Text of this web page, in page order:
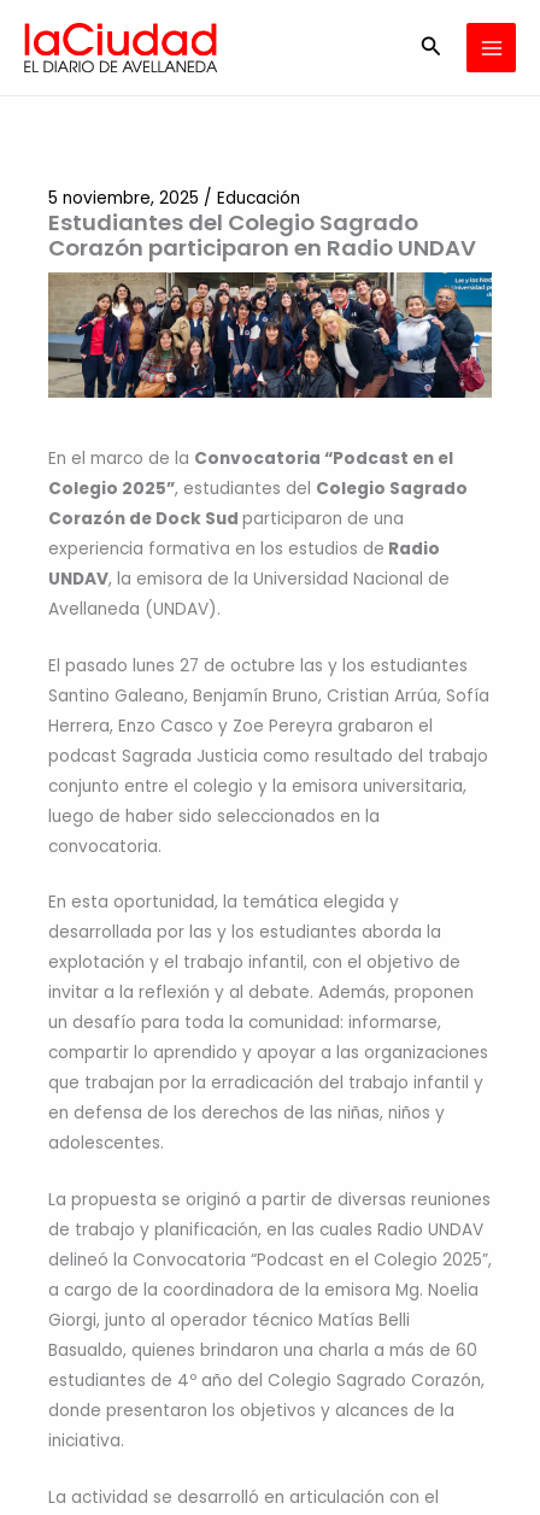
contenido
Buscar
Estudiantes del Colegio Sagrado
Corazón participaron en Radio UNDAV
5 noviembre, 2025 / Educación
En el marco de la Convocatoria “Podcast en el
Colegio 2025”, estudiantes del Colegio Sagrado
Corazón de Dock Sud participaron de una
experiencia formativa en los estudios de Radio
UNDAV, la emisora de la Universidad Nacional de
Avellaneda (UNDAV).
El pasado lunes 27 de octubre las y los estudiantes
Santino Galeano, Benjamín Bruno, Cristian Arrúa, Sofía
Herrera, Enzo Casco y Zoe Pereyra grabaron el
podcast Sagrada Justicia como resultado del trabajo
conjunto entre el colegio y la emisora universitaria,
luego de haber sido seleccionados en la
convocatoria.
En esta oportunidad, la temática elegida y
desarrollada por las y los estudiantes aborda la
explotación y el trabajo infantil, con el objetivo de
invitar a la reflexión y al debate. Además, proponen
un desafío para toda la comunidad: informarse,
compartir lo aprendido y apoyar a las organizaciones
que trabajan por la erradicación del trabajo infantil y
en defensa de los derechos de las niñas, niños y
adolescentes.
La propuesta se originó a partir de diversas reuniones
de trabajo y planificación, en las cuales Radio UNDAV
delineó la Convocatoria “Podcast en el Colegio 2025”,
a cargo de la coordinadora de la emisora Mg. Noelia
Giorgi, junto al operador técnico Matías Belli
Basualdo, quienes brindaron una charla a más de 60
estudiantes de 4º año del Colegio Sagrado Corazón,
donde presentaron los objetivos y alcances de la
iniciativa.
La actividad se desarrolló en articulación con el